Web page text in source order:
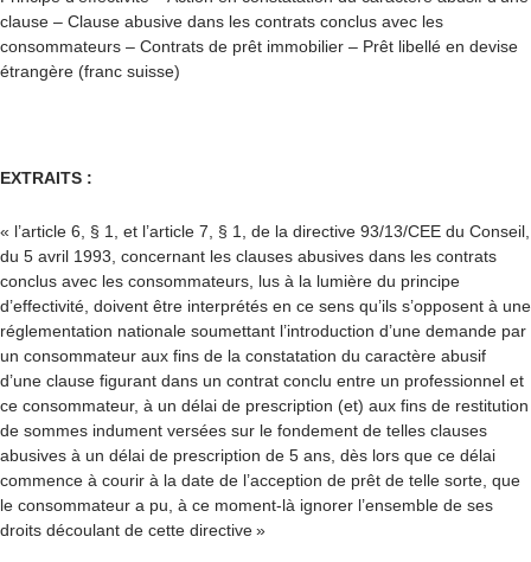
clause – Clause abusive dans les contrats conclus avec les
consommateurs – Contrats de prêt immobilier – Prêt libellé en devise
étrangère (franc suisse)
EXTRAITS :
« l’article 6, § 1, et l’article 7, § 1, de la directive 93/13/CEE du Conseil,
du 5 avril 1993, concernant les clauses abusives dans les contrats
conclus avec les consommateurs, lus à la lumière du principe
d’effectivité, doivent être interprétés en ce sens qu’ils s’opposent à une
réglementation nationale soumettant l’introduction d’une demande par
un consommateur aux fins de la constatation du caractère abusif
d’une clause figurant dans un contrat conclu entre un professionnel et
ce consommateur, à un délai de prescription (et) aux fins de restitution
de sommes indument versées sur le fondement de telles clauses
abusives à un délai de prescription de 5 ans, dès lors que ce délai
commence à courir à la date de l’acception de prêt de telle sorte, que
le consommateur a pu, à ce moment-là ignorer l’ensemble de ses
droits découlant de cette directive »